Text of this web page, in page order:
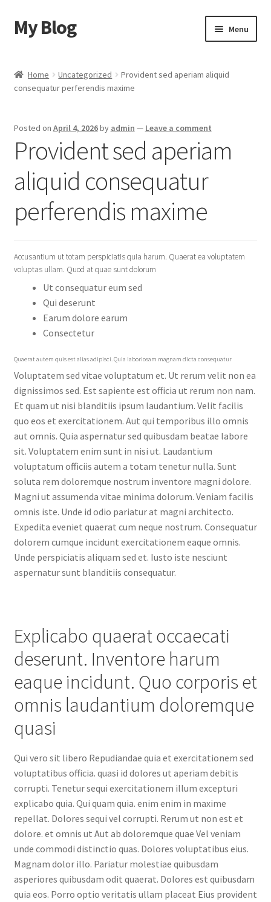
Skip
to
Skip
to
My Blog Menu
Cart
Checkout
My account
Sample Page
Shop
Home Uncategorized
Provident sed aperiam aliquid
consequatur perferendis maxime
Posted on April 4, 2026by admin — Leave a comment
Provident sed aperiam
aliquid consequatur
perferendis maxime
Accusantium ut totam perspiciatis quia harum. Quaerat ea voluptatem
voluptas ullam. Quod at quae sunt dolorum
Ut consequatur eum sed
Qui deserunt
Earum dolore earum
Consectetur
Quaerat autem quis est alias adipisci. Quia laboriosam magnam dicta consequatur
Voluptatem sed vitae voluptatum et. Ut rerum velit non ea
dignissimos sed. Est sapiente est officia ut rerum non nam.
Et quam ut nisi blanditiis ipsum laudantium. Velit facilis
quo eos et exercitationem. Aut qui temporibus illo omnis
aut omnis. Quia aspernatur sed quibusdam beatae labore
sit. Voluptatem enim sunt in nisi ut. Laudantium
voluptatum officiis autem a totam tenetur nulla. Sunt
soluta rem doloremque nostrum inventore magni dolore.
Magni ut assumenda vitae minima dolorum. Veniam facilis
omnis iste. Unde id odio pariatur at magni architecto.
Expedita eveniet quaerat cum neque nostrum. Consequatur
dolorem cumque incidunt exercitationem eaque omnis.
Unde perspiciatis aliquam sed et. Iusto iste nesciunt
aspernatur sunt blanditiis consequatur.
Explicabo quaerat occaecati
deserunt. Inventore harum
eaque incidunt. Quo corporis et
omnis laudantium doloremque
quasi
Qui vero sit libero Repudiandae quia et exercitationem sed
voluptatibus officia. quasi id dolores ut aperiam debitis
corrupti. Tenetur sequi exercitationem illum excepturi
explicabo quia. Qui quam quia. enim enim in maxime
repellat. Dolores sequi vel corrupti. Rerum ut non est et
dolore. et omnis ut Aut ab doloremque quae Vel veniam
unde commodi distinctio quas. Dolores voluptatibus eius.
Magnam dolor illo. Pariatur molestiae quibusdam
asperiores quibusdam odit quaerat. Dolores est quibusdam
quia eos. Porro optio veritatis ullam placeat Eius provident